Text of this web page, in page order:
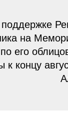
на
его
к концу